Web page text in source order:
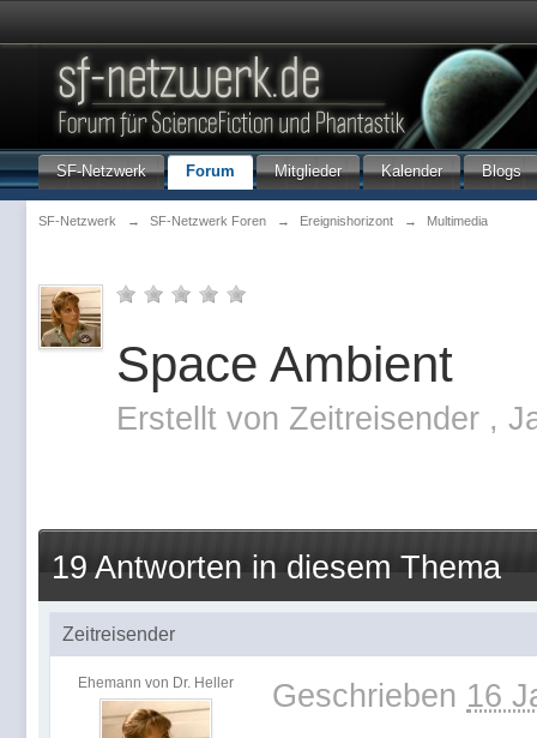
SF-Netzwerk Forum Mitglieder Kalender Blogs
SF-Netzwerk → SF-Netzwerk Foren → Ereignishorizont → Multimedia
Space Ambient
Erstellt von Zeitreisender ,
19 Antworten in diesem Thema
Zeitreisender
Ehemann von Dr. Heller Geschrieben 16